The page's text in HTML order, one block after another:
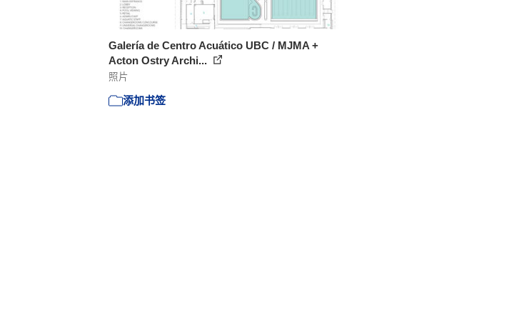
Galería de Centro Acuático UBC / MJMA +
Acton Ostry Archi...
照片
添加书签